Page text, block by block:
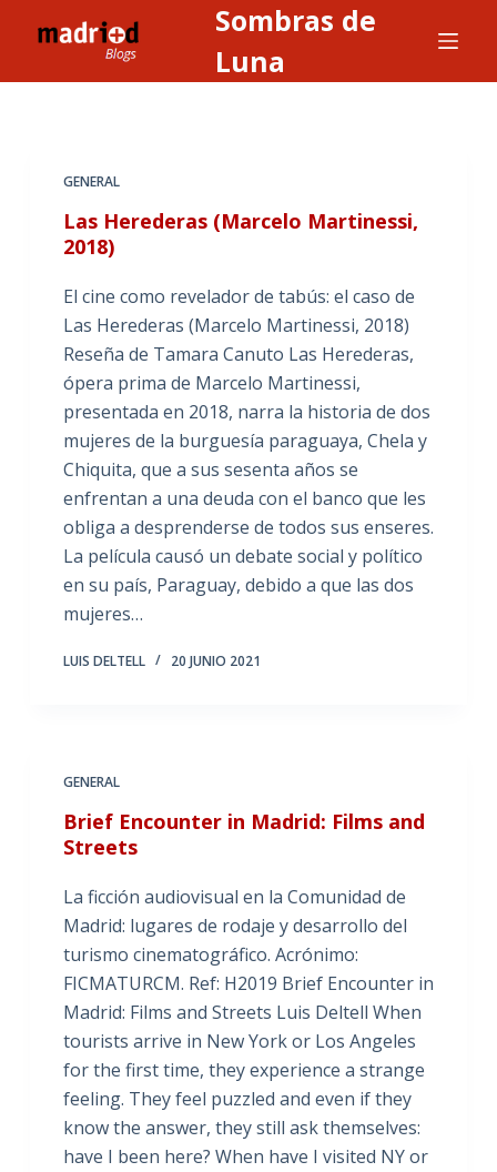
l
Sombras de
Luna
GENERAL
Las Herederas (Marcelo Martinessi,
2018)
El cine como revelador de tabús: el caso de
Las Herederas (Marcelo Martinessi, 2018)
Reseña de Tamara Canuto Las Herederas,
ópera prima de Marcelo Martinessi,
presentada en 2018, narra la historia de dos
mujeres de la burguesía paraguaya, Chela y
Chiquita, que a sus sesenta años se
enfrentan a una deuda con el banco que les
obliga a desprenderse de todos sus enseres.
La película causó un debate social y político
en su país, Paraguay, debido a que las dos
mujeres…
LUIS DELTELL 20 JUNIO 2021
GENERAL
Brief Encounter in Madrid: Films and
Streets
La ficción audiovisual en la Comunidad de
Madrid: lugares de rodaje y desarrollo del
turismo cinematográfico. Acrónimo:
FICMATURCM. Ref: H2019 Brief Encounter in
Madrid: Films and Streets Luis Deltell When
tourists arrive in New York or Los Angeles
for the first time, they experience a strange
feeling. They feel puzzled and even if they
know the answer, they still ask themselves:
have I been here? When have I visited NY or